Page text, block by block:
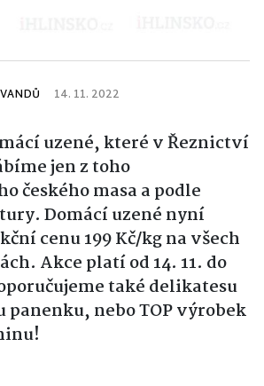
14. 11. 2022
uzené, které v Řeznictví
jen z toho
českého masa a podle
Domácí uzené nyní
cenu 199 Kč/kg na všech
Akce platí od 14. 11. do
také delikatesu
panenku, nebo TOP výrobek